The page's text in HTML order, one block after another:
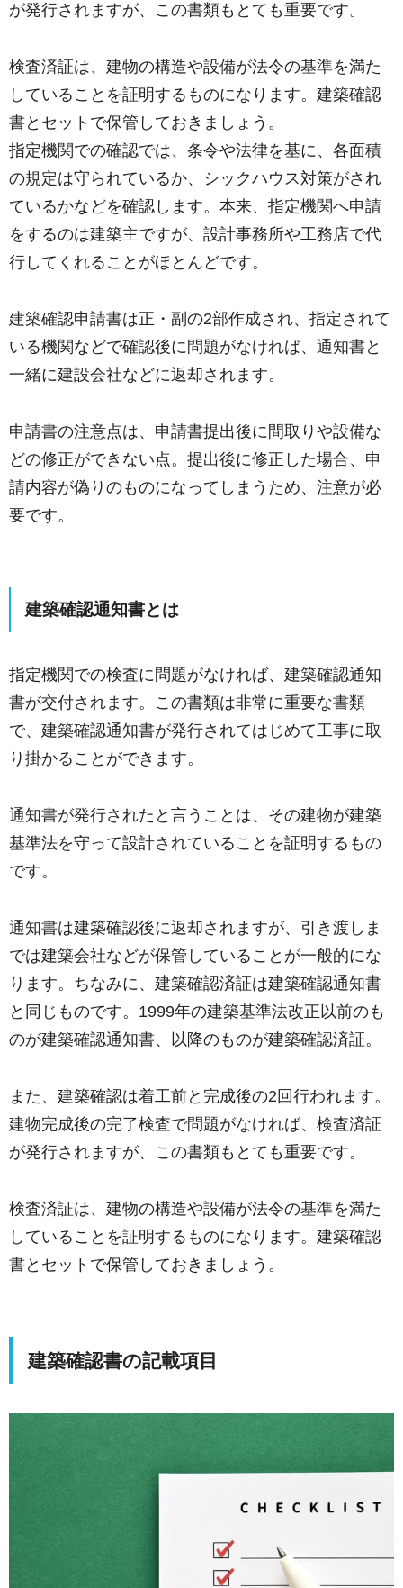
が発行されますが、この書類もとても重要です。
検査済証は、建物の構造や設備が法令の基準を満た
していることを証明するものになります。建築確認
書とセットで保管しておきましょう。
指定機関での確認では、条令や法律を基に、各面積
の規定は守られているか、シックハウス対策がされ
ているかなどを確認します。本来、指定機関へ申請
をするのは建築主ですが、設計事務所や工務店で代
行してくれることがほとんどです。
建築確認申請書は正・副の2部作成され、指定されて
いる機関などで確認後に問題がなければ、通知書と
一緒に建設会社などに返却されます。
申請書の注意点は、申請書提出後に間取りや設備な
どの修正ができない点。提出後に修正した場合、申
請内容が偽りのものになってしまうため、注意が必
要です。
建築確認通知書とは
指定機関での検査に問題がなければ、建築確認通知
書が交付されます。この書類は非常に重要な書類
で、建築確認通知書が発行されてはじめて工事に取
り掛かることができます。
通知書が発行されたと言うことは、その建物が建築
基準法を守って設計されていることを証明するもの
です。
通知書は建築確認後に返却されますが、引き渡しま
では建築会社などが保管していることが一般的にな
ります。ちなみに、建築確認済証は建築確認通知書
と同じものです。1999年の建築基準法改正以前のも
のが建築確認通知書、以降のものが建築確認済証。
また、建築確認は着工前と完成後の2回行われます。
建物完成後の完了検査で問題がなければ、検査済証
が発行されますが、この書類もとても重要です。
検査済証は、建物の構造や設備が法令の基準を満た
していることを証明するものになります。建築確認
書とセットで保管しておきましょう。
建築確認書の記載項目